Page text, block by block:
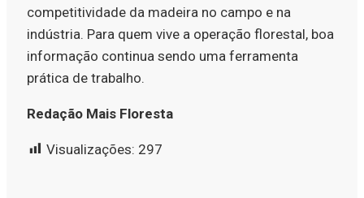
competitividade da madeira no campo e na
indústria. Para quem vive a operação florestal, boa
informação continua sendo uma ferramenta
prática de trabalho.
Redação Mais Floresta
Visualizações: 297